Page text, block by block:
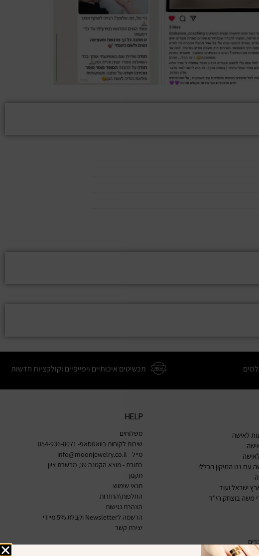
תכשיטים איכותיים ויפייפיים וקולקציות חדשות
לאישה
עם ננו התיקון הכללי
ישראל ועוד
משה בוצחק הי"ד
HELP
משלוחים
שירות לקוחות בוואטסאפ- 054-936-8071
מייל - info@moonjewelry.co.il
כתובת - מוצא הקטנה 39, מבשרת ציון
תקנון
תנאי שימוש
החלפות\החזרות
הצהרת נגישות
הרשמה לNewsletter וקבלת 5% מיידי
יצירת קשר